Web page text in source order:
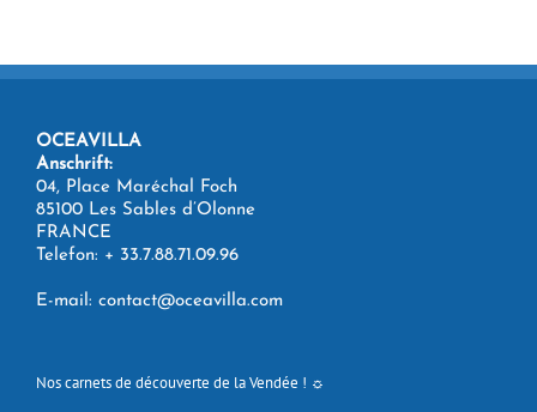
OCEAVILLA
Anschrift:
04, Place Maréchal Foch
85100 Les Sables d’Olonne
FRANCE
Telefon: + 33.7.88.71.09.96
E-mail: contact@oceavilla.com
Nos carnets de découverte de la Vendée ! ☼